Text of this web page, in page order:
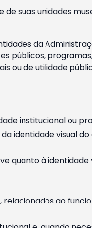
de suas unidades
da
públicos,
ou de utilidade
institucional ou
identidade visual
quanto à identidade
ao